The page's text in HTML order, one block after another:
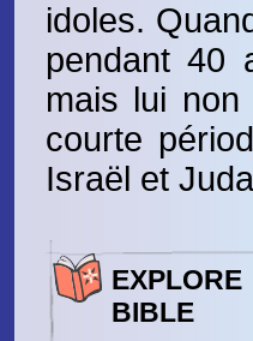
idoles.
pendant 40
mais lui non
courte
Israël et
BIBLE